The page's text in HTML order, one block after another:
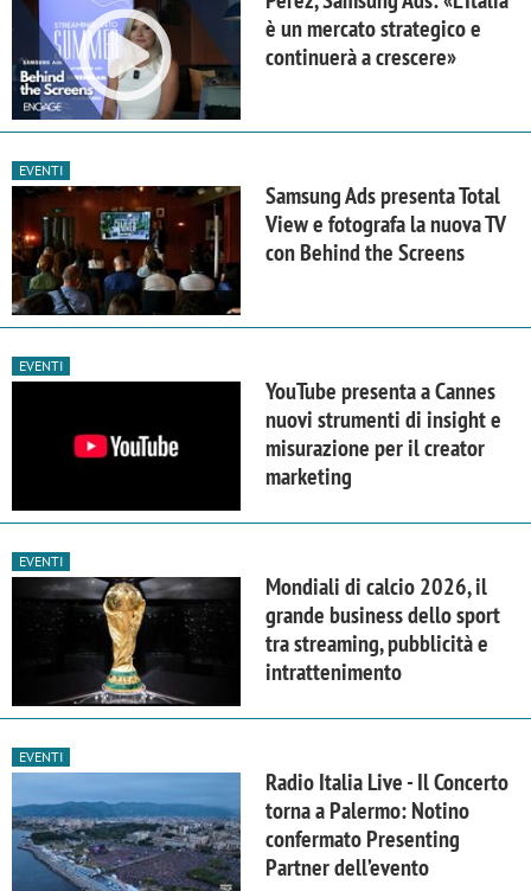
è un mercato strategico e
continuerà a crescere»
EVENTI
Samsung Ads presenta Total
View e fotografa la nuova TV
con Behind the Screens
EVENTI
YouTube presenta a Cannes
nuovi strumenti di insight e
misurazione per il creator
marketing
EVENTI
Mondiali di calcio 2026, il
grande business dello sport
tra streaming, pubblicità e
intrattenimento
EVENTI
Radio Italia Live - Il Concerto
torna a Palermo: Notino
confermato Presenting
Partner dell’evento